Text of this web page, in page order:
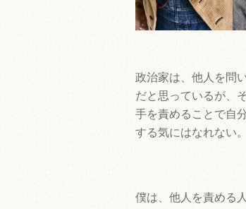
政治家は、他人を問
だと思っているが、
手を責めることで自
する気にはなれない。
僕は、他人を責める